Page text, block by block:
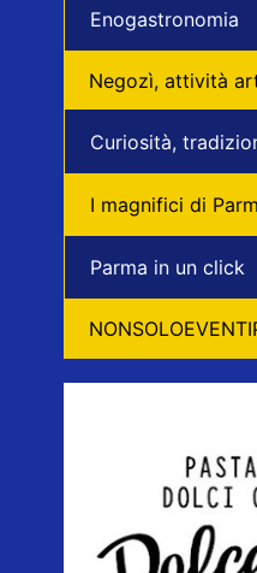
Enogastronomia
Negozì, attività
Curiosità,
I magnifici di
Parma in un click